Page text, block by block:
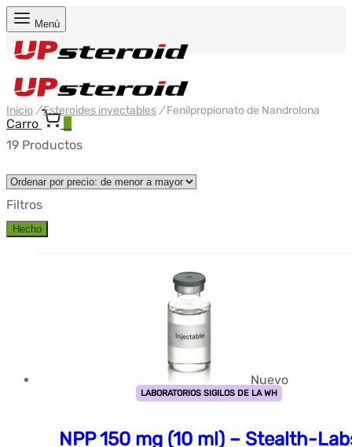
Menú
Carro
Inicio /Esteroides inyectables /Fenilpropionato de Nandrolona
19 Productos
Filtros
Hecho
Nuevo
LABORATORIOS SIGILOS DE LA WH
NPP 150 mg (10 ml) – Stealth-